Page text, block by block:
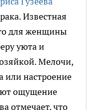
Известная
для женщины
уюта и
Мелочи,
или настроение
ощущение
отмечает, что